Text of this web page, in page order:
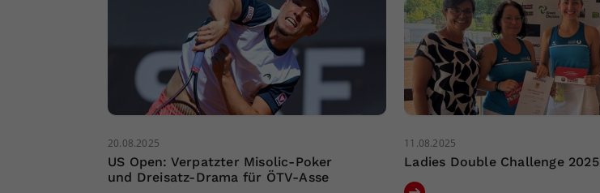
20.08.2025
US Open: Verpatzter Misolic-Poker
und Dreisatz-Drama für ÖTV-Asse
11.08.2025
Ladies Double Challenge 2025